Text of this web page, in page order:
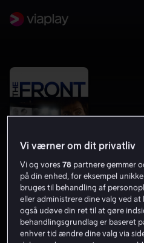
The Front Runner
6.1 Drama 2018 1 t.
Vi værner om dit privatliv
Vi og vores78 partnere gemmer
på din enhed, for eksempel
bruges til behandling af
eller administrere dine valg ved
også udøve din ret til at gøre
behandlingsgrundlag er baseret
enhver tid ændre dine valg via